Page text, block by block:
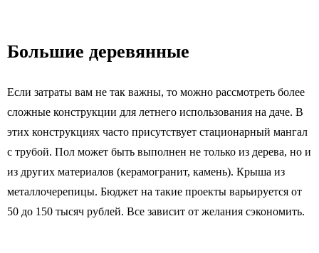
Большие деревянные
Если затраты вам не так важны, то можно рассмотреть более
сложные конструкции для летнего использования на даче. В
этих конструкциях часто присутствует стационарный мангал
с трубой. Пол может быть выполнен не только из дерева, но и
из других материалов (керамогранит, камень). Крыша из
металлочерепицы. Бюджет на такие проекты варьируется от
50 до 150 тысяч рублей. Все зависит от желания сэкономить.